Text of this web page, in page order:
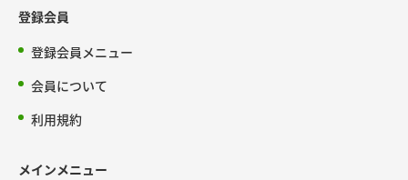
登録会員
登録会員メニュー
会員について
利用規約
メインメニュー